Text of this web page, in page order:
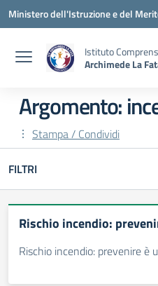
Vai ai contenuti
Vai al menu di navigazione
Vai al footer
Ministero dell'Istruzione e del
Istituto
Archimede La
Argomento:
Stampa / Condividi
FILTRI
Rischio incendio:
Rischio incendio: prevenire è